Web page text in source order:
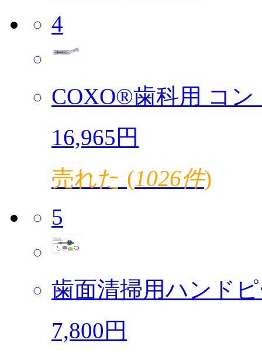
4
COXO®歯科用 コン
16,965円
売れた (1026件)
5
歯面清掃用ハンド
7,800円